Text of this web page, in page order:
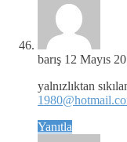
barış 12 Mayıs
yalnızlıktan
Yanıtla